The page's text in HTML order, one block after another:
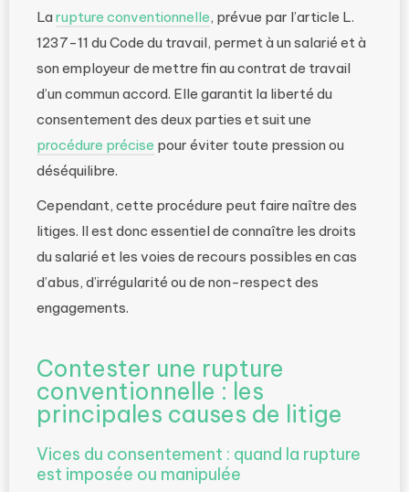
La rupture conventionnelle, prévue par l’article L.
1237-11 du Code du travail, permet à un salarié et à
son employeur de mettre fin au contrat de travail
d’un commun accord. Elle garantit la liberté du
consentement des deux parties et suit une
procédure précise pour éviter toute pression ou
déséquilibre.
Cependant, cette procédure peut faire naître des
litiges. Il est donc essentiel de connaître les droits
du salarié et les voies de recours possibles en cas
d’abus, d’irrégularité ou de non-respect des
engagements.
Contester une rupture
conventionnelle : les
principales causes de litige
Vices du consentement : quand la rupture
est imposée ou manipulée